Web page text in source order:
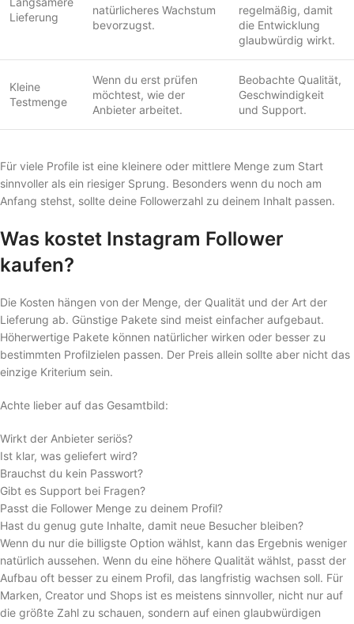
Lieferung
natürlicheres Wachstum
bevorzugst.
regelmäßig, damit
die Entwicklung
glaubwürdig wirkt.
Kleine
Testmenge
Wenn du erst prüfen
möchtest, wie der
Anbieter arbeitet.
Beobachte Qualität,
Geschwindigkeit
und Support.
Für viele Profile ist eine kleinere oder mittlere Menge zum Start
sinnvoller als ein riesiger Sprung. Besonders wenn du noch am
Anfang stehst, sollte deine Followerzahl zu deinem Inhalt passen.
Was kostet Instagram Follower
kaufen?
Die Kosten hängen von der Menge, der Qualität und der Art der
Lieferung ab. Günstige Pakete sind meist einfacher aufgebaut.
Höherwertige Pakete können natürlicher wirken oder besser zu
bestimmten Profilzielen passen. Der Preis allein sollte aber nicht das
einzige Kriterium sein.
Achte lieber auf das Gesamtbild:
Wirkt der Anbieter seriös?
Ist klar, was geliefert wird?
Brauchst du kein Passwort?
Gibt es Support bei Fragen?
Passt die Follower Menge zu deinem Profil?
Hast du genug gute Inhalte, damit neue Besucher bleiben?
Wenn du nur die billigste Option wählst, kann das Ergebnis weniger
natürlich aussehen. Wenn du eine höhere Qualität wählst, passt der
Aufbau oft besser zu einem Profil, das langfristig wachsen soll. Für
Marken, Creator und Shops ist es meistens sinnvoller, nicht nur auf
die größte Zahl zu schauen, sondern auf einen glaubwürdigen